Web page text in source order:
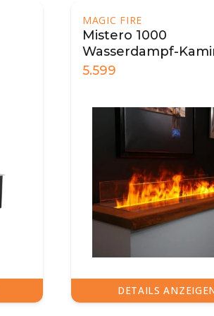
840
DETAILS